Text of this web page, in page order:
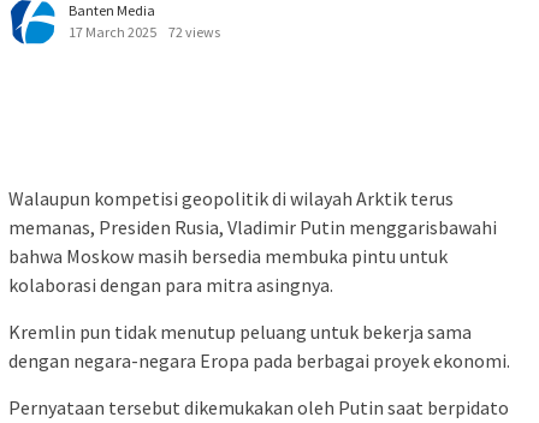
Banten Media
17 March 2025
72 views
Walaupun kompetisi geopolitik di wilayah Arktik terus
memanas, Presiden Rusia, Vladimir Putin menggarisbawahi
bahwa Moskow masih bersedia membuka pintu untuk
kolaborasi dengan para mitra asingnya.
Kremlin pun tidak menutup peluang untuk bekerja sama
dengan negara-negara Eropa pada berbagai proyek ekonomi.
Pernyataan tersebut dikemukakan oleh Putin saat berpidato